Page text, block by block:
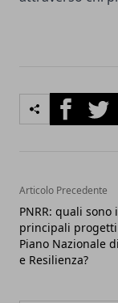
Facebook
Articolo Precedente
PNRR: quali sono i
principali
Piano Nazionale
e Resilienza?